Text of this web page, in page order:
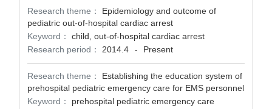
Research theme：
Epidemiology and outcome of
pediatric out-of-hospital cardiac arrest
Keyword：
child, out-of-hospital cardiac arrest
Research period：
2014.4 - Present
Research theme：
Establishing the education system of
prehospital pediatric emergency care for EMS personnel
Keyword：
prehospital pediatric emergency care